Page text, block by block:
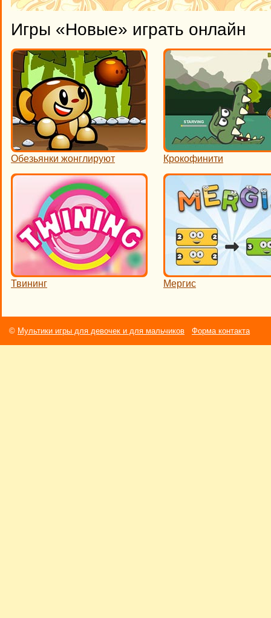
Игры «Новые» играть онлайн
Обезьянки жонглируют Крокофинити
Твининг Мергис
© Мультики игры для девочек и для мальчиков Форма контакта